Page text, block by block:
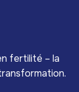
fertilité – la